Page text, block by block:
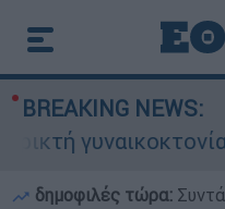
BREAKING NEWS:
γυναικοκτονία
δημοφιλές τώρα: